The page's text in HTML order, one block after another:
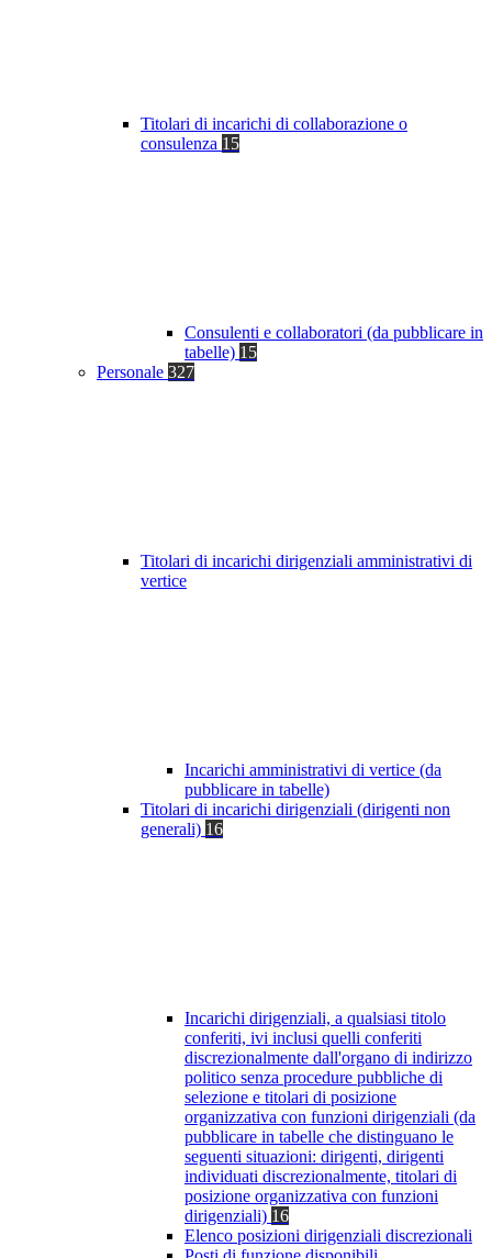
Titolari di incarichi di collaborazione o
consulenza 15
Consulenti e collaboratori (da pubblicare in
tabelle) 15
Personale 327
Titolari di incarichi dirigenziali amministrativi di
vertice
Incarichi amministrativi di vertice (da
pubblicare in tabelle)
Titolari di incarichi dirigenziali (dirigenti non
generali) 16
Incarichi dirigenziali, a qualsiasi titolo
conferiti, ivi inclusi quelli conferiti
discrezionalmente dall'organo di indirizzo
politico senza procedure pubbliche di
selezione e titolari di posizione
organizzativa con funzioni dirigenziali (da
pubblicare in tabelle che distinguano le
seguenti situazioni: dirigenti, dirigenti
individuati discrezionalmente, titolari di
posizione organizzativa con funzioni
dirigenziali) 16
Elenco posizioni dirigenziali discrezionali